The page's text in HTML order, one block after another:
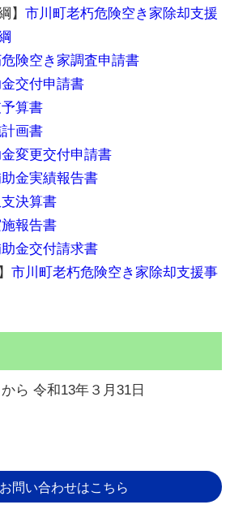
】 市川町老朽危険空き家除却支援
険空き家調査申請書
交付申請書
算書
画書
変更交付申請書
金実績報告書
決算書
報告書
金交付請求書
市川町老朽危険空き家除却支援事
ら 令和13年３月31日
問い合わせはこちら